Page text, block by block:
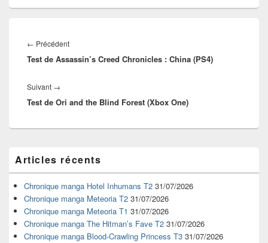
de
l’article
← PrécédentArticle
précédent :
Test de Assassin’s Creed Chronicles : China (PS4)
Suivant →
suivant :
Test de Ori and the Blind Forest (Xbox One)
principale
de
widget
pour
barre
latérale
Articles récents
Chronique manga Hotel Inhumans T2 31/07/2026
Chronique manga Meteoria T2 31/07/2026
Chronique manga Meteoria T1 31/07/2026
Chronique manga The Hitman’s Fave T2 31/07/2026
Chronique manga Blood-Crawling Princess T3 31/07/2026